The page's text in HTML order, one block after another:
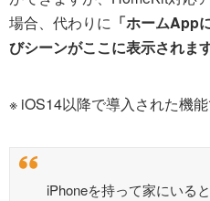
場合、代わりに 「ホームApp
びシーンがここに表示されま
※ iOS14以降で導入された機能
iPhoneを持って家にいる